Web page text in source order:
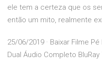
ele tem a certeza que os
então um mito, realmente
25/06/2019 · Baixar Filme
Dual Áudio Completo